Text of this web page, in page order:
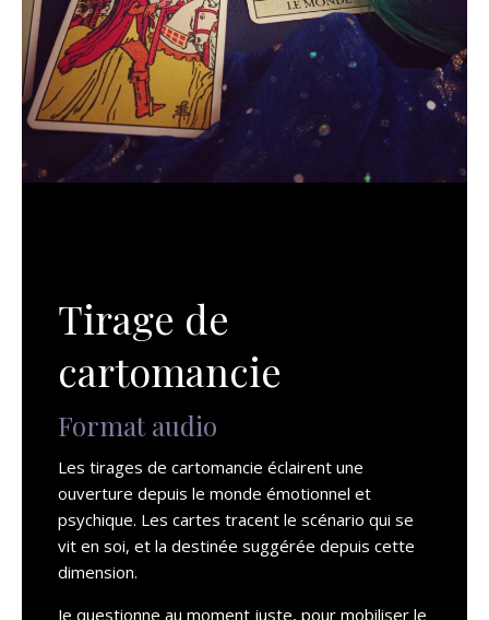
Tirage de
cartomancie
Format audio
Les tirages de cartomancie éclairent une
ouverture depuis le monde émotionnel et
psychique. Les cartes tracent le scénario qui se
vit en soi, et la destinée suggérée depuis cette
dimension.
Je questionne au moment juste, pour mobiliser le